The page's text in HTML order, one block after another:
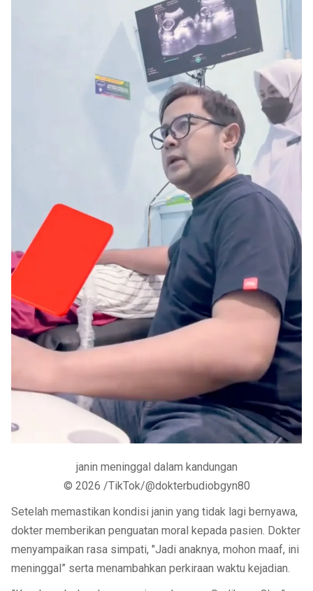
janin meninggal dalam kandungan
© 2026 /TikTok/@dokterbudiobgyn80
Setelah memastikan kondisi janin yang tidak lagi bernyawa,
dokter memberikan penguatan moral kepada pasien. Dokter
menyampaikan rasa simpati, "Jadi anaknya, mohon maaf, ini
meninggal” serta menambahkan perkiraan waktu kejadian.